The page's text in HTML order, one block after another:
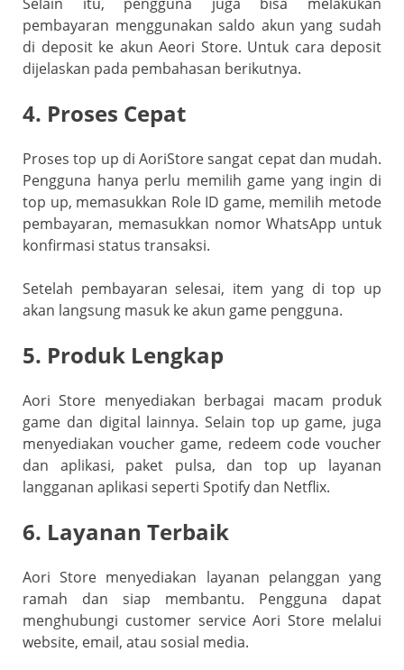
pembayaran menggunakan saldo akun yang sudah
di deposit ke akun Aeori Store. Untuk cara deposit
dijelaskan pada pembahasan berikutnya.
4. Proses Cepat
Proses top up di AoriStore sangat cepat dan mudah.
Pengguna hanya perlu memilih game yang ingin di
top up, memasukkan Role ID game, memilih metode
pembayaran, memasukkan nomor WhatsApp untuk
konfirmasi status transaksi.
Setelah pembayaran selesai, item yang di top up
akan langsung masuk ke akun game pengguna.
5. Produk Lengkap
Aori Store menyediakan berbagai macam produk
game dan digital lainnya. Selain top up game, juga
menyediakan voucher game, redeem code voucher
dan aplikasi, paket pulsa, dan top up layanan
langganan aplikasi seperti Spotify dan Netflix.
6. Layanan Terbaik
Aori Store menyediakan layanan pelanggan yang
ramah dan siap membantu. Pengguna dapat
menghubungi customer service Aori Store melalui
website, email, atau sosial media.